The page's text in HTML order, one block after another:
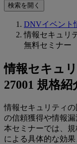
検索を開く
DNVイベント
情報セキュリ
無料セミナー
情報セキュ
27001 規格
情報セキュリティ
の信頼獲得や情報漏
本セミナーでは、
による具体的な効